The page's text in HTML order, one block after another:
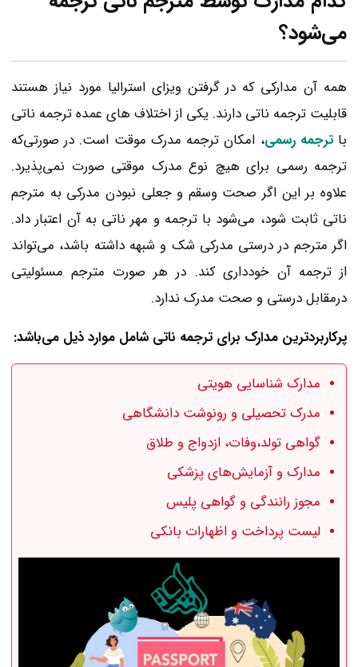
می‌شود؟
همه آن مدارکی که در گرفتن ویزای استرالیا مورد نیاز هستند
قابلیت ترجمه ناتی دارند. یکی از اختلاف های عمده ترجمه ناتی
باترجمه رسمی، امکان ترجمه مدرک موقت است. در صورتی‌که
ترجمه رسمی برای هیچ نوع مدرک موقتی صورت نمی‌پذیرد.
علاوه بر این اگر صحت وسقم و جعلی نبودن مدرکی به مترجم
ناتی ثابت شود، می‌شود با ترجمه و مهر ناتی به آن اعتبار داد.
اگر مترجم در درستی مدرکی شک و شبهه داشته باشد، می‌تواند
از ترجمه آن خودداری کند. در هر صورت مترجم مسئولیتی
درمقابل درستی و صحت مدرک ندارد.
پرکاربرد‌تر‌ین مدارک برای ترجمه ناتی شامل موارد ذیل می‌باشد:
مدارک شناسایی هویتی
مدرک تحصیلی و رونوشت دانشگاهی
گواهی تولد،وفات، ازدواج و طلاق
مدارک و آزمایش‌‌های پزشکی
مجوز رانندگی و گواهی پلیس
لیست پرداخت و اظهارات بانکی